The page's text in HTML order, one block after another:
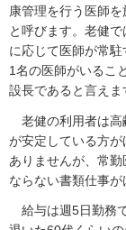
康管理を行う医師を
と呼びます。老健で
に応じて医師が常
1名の医師がいるこ
設長であると言えま
老健の利用者は高
が安定している方が
ありませんが、常
ならない書類仕事が
給与は週5日勤務